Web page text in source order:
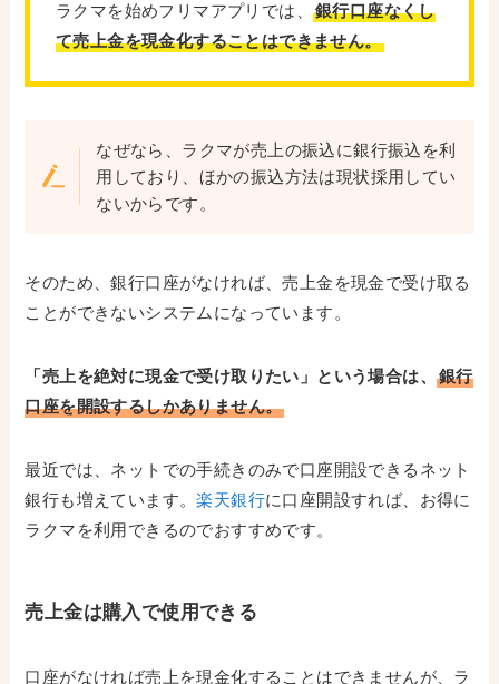
ラクマを始めフリマアプリでは、
銀行口座なくし
て売上金を現金化することはできません。
なぜなら、ラクマが売上の振込に銀行振込を利
用しており、ほかの振込方法は現状採用してい
ないからです。
そのため、銀行口座がなければ、売上金を現金で受け取る
ことができないシステムになっています。
「売上を絶対に現金で受け取りたい」という場合は、銀行
口座を開設するしかありません。
最近では、ネットでの手続きのみで口座開設できるネット
銀行も増えています。楽天銀行に口座開設すれば、お得に
ラクマを利用できるのでおすすめです。
売上金は購入で使用できる
口座がなければ売上を現金化することはできませんが、ラ